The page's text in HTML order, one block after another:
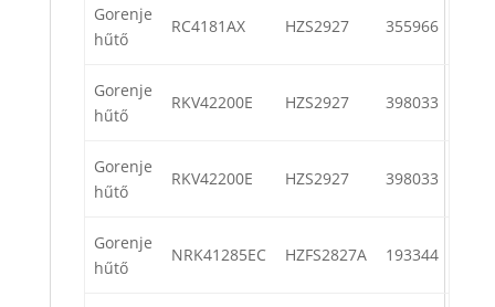
Gorenje
hűtő
RC4181AX HZS2927 355966
Gorenje
hűtő
RKV42200E HZS2927 398033
Gorenje
hűtő
RKV42200E HZS2927 398033
Gorenje
hűtő
NRK41285EC HZFS2827A 193344